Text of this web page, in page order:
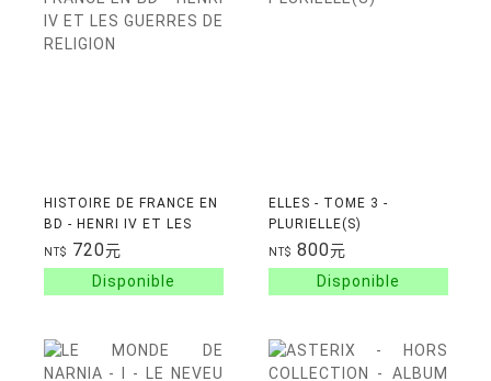
HISTOIRE DE FRANCE EN
BD - HENRI IV ET LES
GUERRES DE RELIGION
NT$ 720元
ELLES - TOME 3 -
PLURIELLE(S)
NT$ 800元